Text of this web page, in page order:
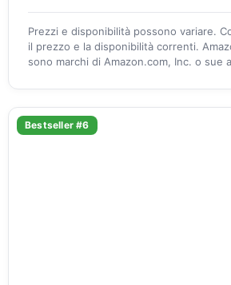
Prezzi e disponibilità possono variare.
il prezzo e la disponibilità correnti.
sono marchi di Amazon.com, Inc. o sue
Bestseller #6